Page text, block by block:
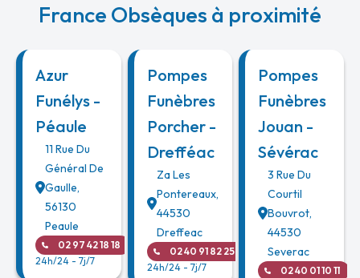
France Obsèques à proximité
Azur
Funélys -
Péaule
11 Rue Du
Général De
Gaulle,
56130
Peaule
02 97 42 18 18
24h/24 - 7j/7
Pompes
Funèbres
Porcher -
Drefféac
Za Les
Pontereaux,
44530
Dreffeac
02 40 91 82 25
24h/24 - 7j/7
Pompes
Funèbres
Jouan -
Sévérac
3 Rue Du
Courtil
Bouvrot,
44530
Severac
02 40 01 10 11